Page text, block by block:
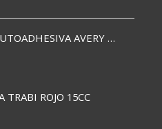
ETIQUETA AUTOADHESIVA AVERY 3026 30H 20 X 70
TRABI ROJO 15CC